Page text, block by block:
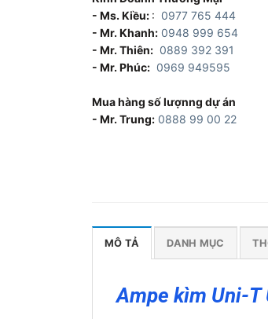
- Ms. Kiều: : 0977 765 444
- Mr. Khanh: 0948 999 654
- Mr. Thiên: 0889 392 391
- Mr. Phúc: 0969 949595
Mua hàng số lượnng dự án
- Mr. Trung: 0888 99 00 22
MÔ TẢ DANH MỤC
Ampe kìm Uni-T